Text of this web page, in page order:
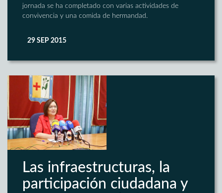
jornada se ha completado con varias actividades de
convivencia y una comida de hermandad.
29 SEP 2015
Las infraestructuras, la
participación ciudadana y